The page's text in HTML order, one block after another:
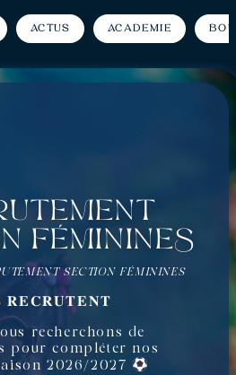
Actus Académie
FÉMININES
SECTION FÉMININES
𝐑𝐄𝐂𝐑𝐔𝐓𝐄𝐍𝐓
recherchons de
pour compléter nos
2026/2027